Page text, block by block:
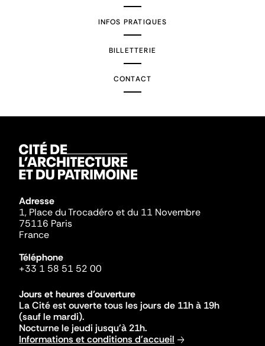
INFOS PRATIQUES
BILLETTERIE
CONTACT
Adresse
1, Place du Trocadéro et du 11 Novembre
75116 Paris
France
Téléphone
+33 1 58 51 52 00
Jours et heures d'ouverture
La Cité est ouverte tous les jours de 11h à 19h
(sauf le mardi).
Nocturne le jeudi jusqu'à 21h.
Informations et conditions d'accueil